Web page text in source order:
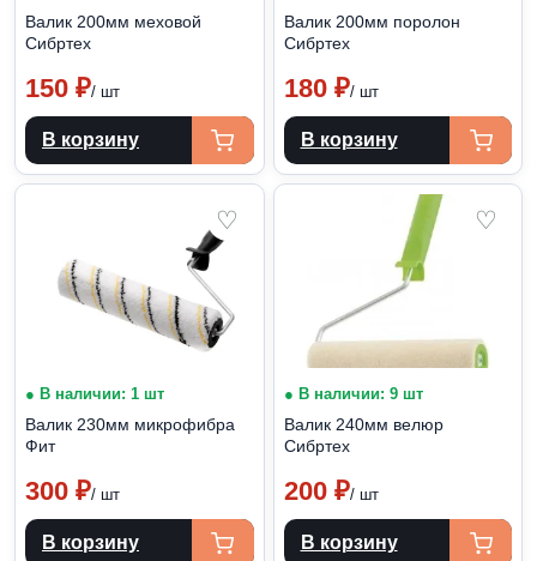
Валик 200мм меховой
Сибртех
150 ₽/ шт
В корзину
Валик 200мм поролон
Сибртех
180 ₽/ шт
В корзину
♡
● В наличии: 1 шт
Валик 230мм микрофибра
Фит
300 ₽/ шт
В корзину
♡
● В наличии: 9 шт
Валик 240мм велюр
Сибртех
200 ₽/ шт
В корзину